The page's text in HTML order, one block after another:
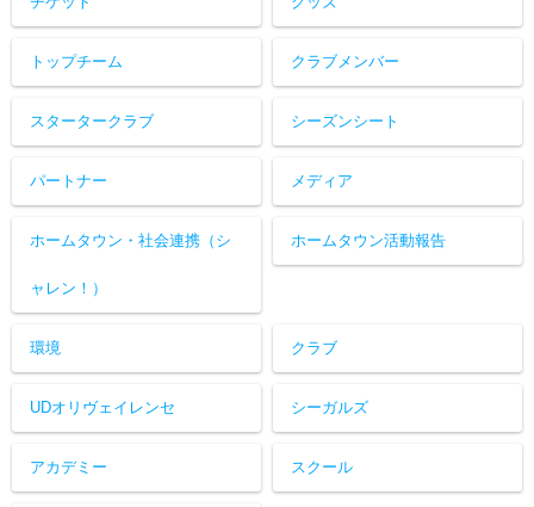
トップチーム クラブメンバー
スタータークラブ シーズンシート
パートナー メディア
ホームタウン・社会連携（シ
ャレン！）
ホームタウン活動報告
環境 クラブ
UDオリヴェイレンセ シーガルズ
アカデミー スクール